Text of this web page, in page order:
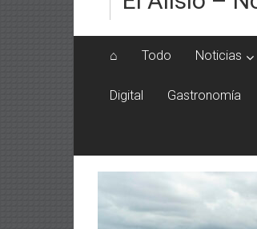
⌂ Todo Noticias
Digital Gastronomía